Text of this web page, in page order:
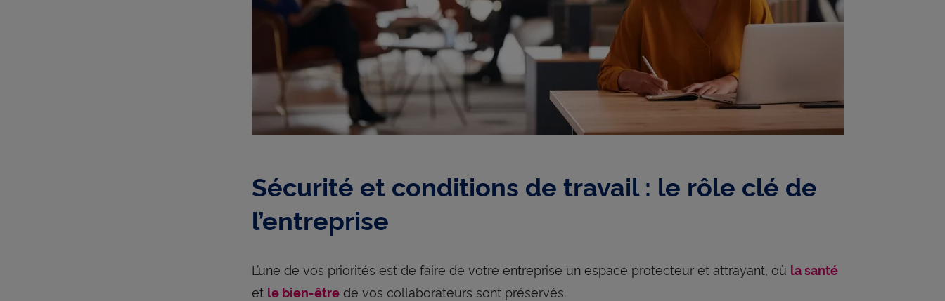
Sécurité et conditions de travail : le rôle clé de
l’entreprise
L’une de vos priorités est de faire de votre entreprise un espace protecteur et attrayant, où la santé
et le bien-être de vos collaborateurs sont préservés.